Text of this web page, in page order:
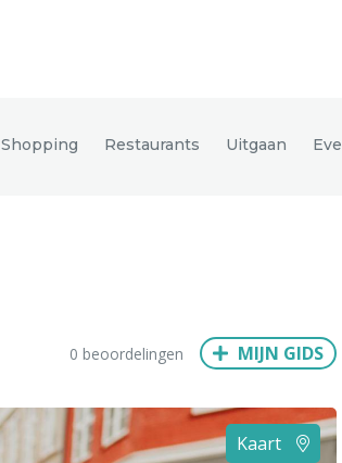
München Wenen Budapest Bangkok
Shopping Restaurants Uitgaan
0 beoordelingen MIJN GIDS
Kaart